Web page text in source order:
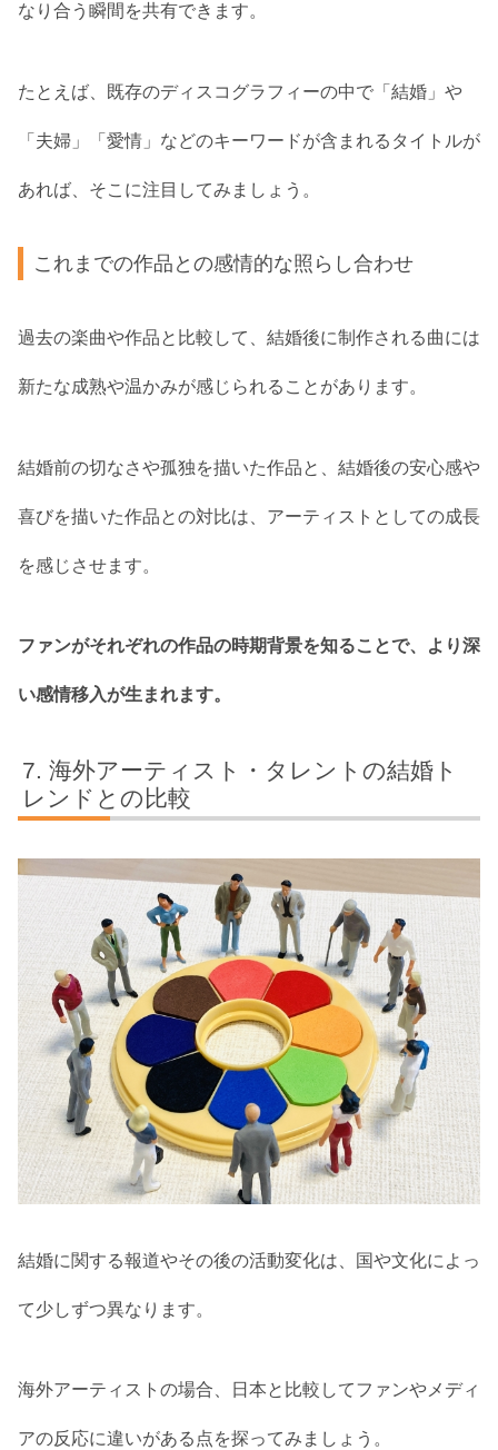
なり合う瞬間を共有できます。
たとえば、既存のディスコグラフィーの中で「結婚」や
「夫婦」「愛情」などのキーワードが含まれるタイトルが
あれば、そこに注目してみましょう。
これまでの作品との感情的な照らし合わせ
過去の楽曲や作品と比較して、結婚後に制作される曲には
新たな成熟や温かみが感じられることがあります。
結婚前の切なさや孤独を描いた作品と、結婚後の安心感や
喜びを描いた作品との対比は、アーティストとしての成長
を感じさせます。
ファンがそれぞれの作品の時期背景を知ることで、より深
い感情移入が生まれます。
海外アーティスト・タレントの結婚ト
レンドとの比較
結婚に関する報道やその後の活動変化は、国や文化によっ
て少しずつ異なります。
海外アーティストの場合、日本と比較してファンやメディ
アの反応に違いがある点を探ってみましょう。